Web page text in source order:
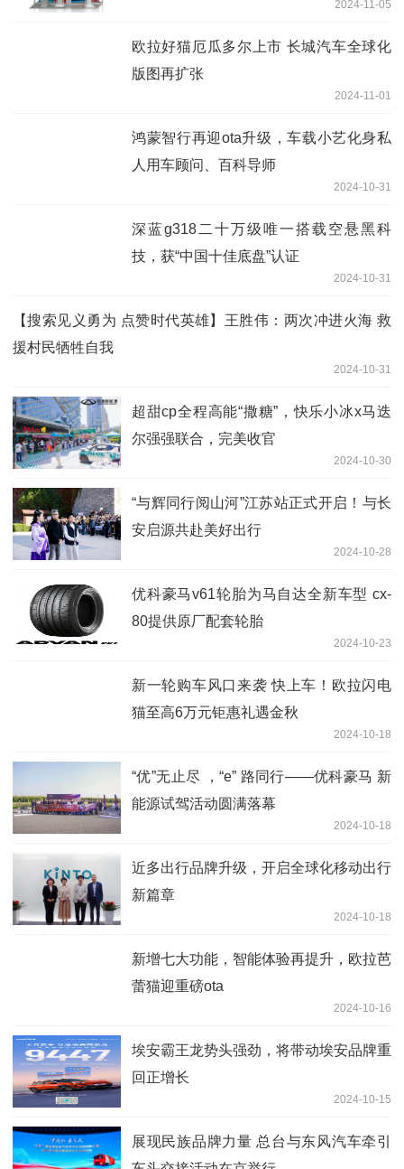
2024-11-05
欧拉好猫厄瓜多尔上市 长城汽车全球化
版图再扩张
2024-11-01
鸿蒙智行再迎ota升级，车载小艺化身私
人用车顾问、百科导师
2024-10-31
深蓝g318二十万级唯一搭载空悬黑科
技，获“中国十佳底盘”认证
2024-10-31
【搜索见义勇为 点赞时代英雄】王胜伟：两次冲进火海 救
援村民牺牲自我
2024-10-31
超甜cp全程高能“撒糖”，快乐小冰x马迭
尔强强联合，完美收官
2024-10-30
“与辉同行阅山河”江苏站正式开启！与长
安启源共赴美好出行
2024-10-28
优科豪马v61轮胎为马自达全新车型 cx-
80提供原厂配套轮胎
2024-10-23
新一轮购车风口来袭 快上车！欧拉闪电
猫至高6万元钜惠礼遇金秋
2024-10-18
“优”无止尽 ，“e” 路同行——优科豪马 新
能源试驾活动圆满落幕
2024-10-18
近多出行品牌升级，开启全球化移动出行
新篇章
2024-10-18
新增七大功能，智能体验再提升，欧拉芭
蕾猫迎重磅ota
2024-10-16
埃安霸王龙势头强劲，将带动埃安品牌重
回正增长
2024-10-15
展现民族品牌力量 总台与东风汽车牵引